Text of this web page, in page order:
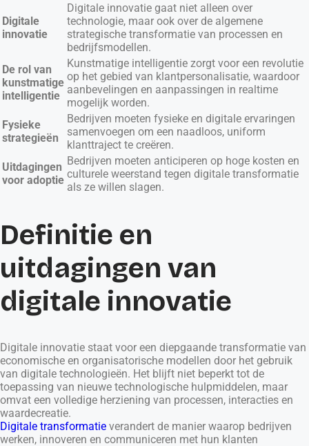
Digitale
innovatie
Digitale innovatie gaat niet alleen over
technologie, maar ook over de algemene
strategische transformatie van processen en
bedrijfsmodellen.
De rol van
kunstmatige
intelligentie
Kunstmatige intelligentie zorgt voor een revolutie
op het gebied van klantpersonalisatie, waardoor
aanbevelingen en aanpassingen in realtime
mogelijk worden.
Fysieke
strategieën
Bedrijven moeten fysieke en digitale ervaringen
samenvoegen om een naadloos, uniform
klanttraject te creëren.
Uitdagingen
voor adoptie
Bedrijven moeten anticiperen op hoge kosten en
culturele weerstand tegen digitale transformatie
als ze willen slagen.
Definitie en
uitdagingen van
digitale innovatie
Digitale innovatie staat voor een diepgaande transformatie van
economische en organisatorische modellen door het gebruik
van digitale technologieën. Het blijft niet beperkt tot de
toepassing van nieuwe technologische hulpmiddelen, maar
omvat een volledige herziening van processen, interacties en
waardecreatie.
Digitale transformatie verandert de manier waarop bedrijven
werken, innoveren en communiceren met hun klanten